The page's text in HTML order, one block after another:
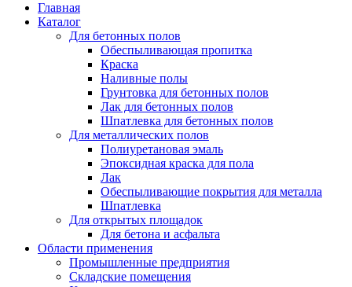
Главная
Каталог
Для бетонных полов
Обеспыливающая пропитка
Краска
Наливные полы
Грунтовка для бетонных полов
Лак для бетонных полов
Шпатлевка для бетонных полов
Для металлических полов
Полиуретановая эмаль
Эпоксидная краска для пола
Лак
Обеспыливающие покрытия для металла
Шпатлевка
Для открытых площадок
Для бетона и асфальта
Области применения
Промышленные предприятия
Складские помещения